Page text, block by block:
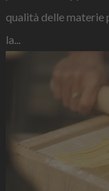
qualità delle materie
la...